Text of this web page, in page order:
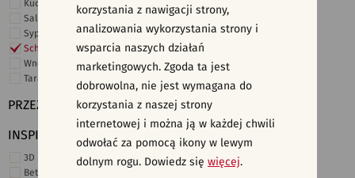
Kuchnia
Salon i hol
Sypialnia
Schody
Wnętrza komercyjne
Taras i ogród
PRZEZNACZENIE
INSPIRACJE
3D i struktury
Beton
korzystania z nawigacji strony,
analizowania wykorzystania strony i
wsparcia naszych działań
marketingowych. Zgoda ta jest
dobrowolna, nie jest wymagana do
korzystania z naszej strony
internetowej i można ją w każdej chwili
odwołać za pomocą ikony w lewym
dolnym rogu. Dowiedz się więcej.